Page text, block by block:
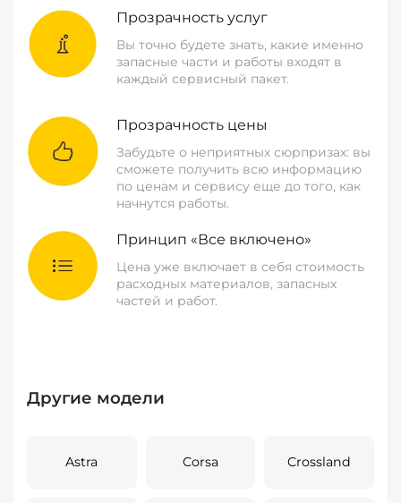
Прозрачность услуг
Вы точно будете знать, какие именно
запасные части и работы входят в
каждый сервисный пакет.
Прозрачность цены
Забудьте о неприятных сюрпризах: вы
сможете получить всю информацию
по ценам и сервису еще до того, как
начнутся работы.
Принцип «Все включено»
Цена уже включает в себя стоимость
расходных материалов, запасных
частей и работ.
Другие модели
Astra Corsa Crossland